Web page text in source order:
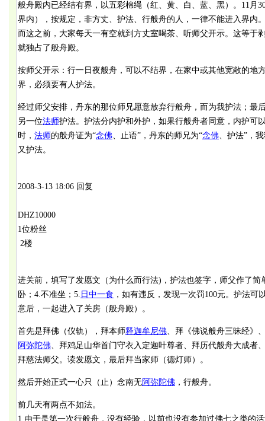
般舟殿内已经结有界，以五彩棉绳（红、黄、白、蓝、黑）。11月
界内），按规定，非方丈、护法、行般舟的人，一律不能进入界内
而这之前，大家每天一有空就到方丈室喝茶、听师父开示。这等于
就独占了般舟殿。
按师父开示：行一日夜般舟，可以不结界，在家中或其他宽敞的地
界，必须要有人护法。
经过师父安排，丹东的那位师兄愿意放弃行般舟，而为我护法；最
另一位法师护法。护法分内护和外护，如果行般舟者同意，内护可
时， 法师的般舟证为“念佛、止语”，丹东的师兄为“念佛、护法”，
又护法。
2008-3-13 18:06 回复
DHZ10000
1位粉丝
2楼
进关前，填写了发愿文（为什么而行法)，护法也签字，师父作了
卧；4.不准坐；5. 日中一食 ，如有违反，发现一次罚100元。护法
意后，一起进入了关房（般舟殿）。
首先是拜佛（仪轨），拜本师释迦牟尼佛、拜《佛说般舟三昧经》
阿弥陀佛、拜鸡足山华首门守衣入定迦叶尊者、拜历代般舟大成者
拜慈法师父。读发愿文，最后拜当家师（德灯师）。
然后开始正式一心只（止）念南无阿弥陀佛 ，行般舟。
前几天有两点不如法。
1.由于是第一次行般舟，没有经验，以前也没有参加过佛七之类的